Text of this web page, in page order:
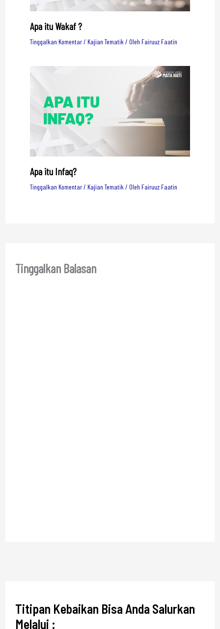
Apa itu Wakaf ?
Tinggalkan Komentar/ Kajian Tematik/ Oleh Fairuuz Faatin
Apa itu Infaq?
Tinggalkan Komentar/ Kajian Tematik / Oleh Fairuuz Faatin
Tinggalkan Balasan
Titipan Kebaikan Bisa Anda Salurkan
Melalui :